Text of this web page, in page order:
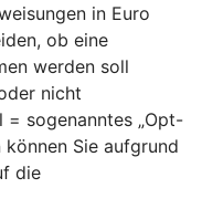
in Euro
ob eine
werden soll
nicht
sogenanntes „Opt-
können Sie aufgrund
die